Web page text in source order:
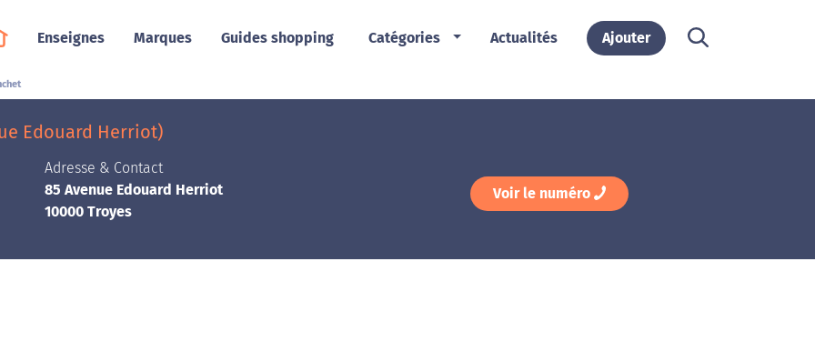
Enseignes Marques Guides shopping Catégories Actualités Ajouter
Edouard Herriot)
Adresse & Contact
85 Avenue Edouard Herriot
10000 Troyes
Voir le numéro